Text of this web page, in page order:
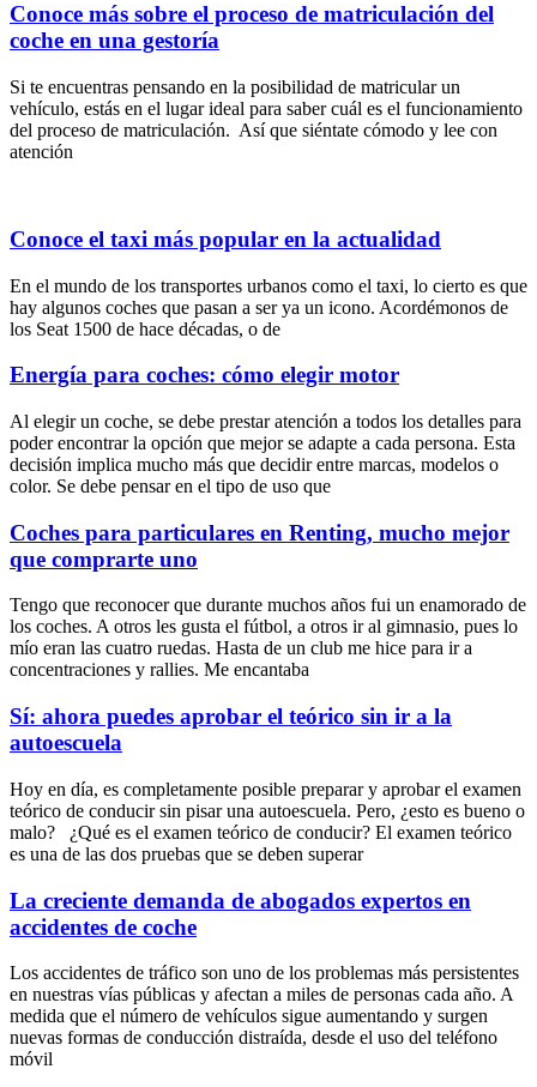
Conoce más sobre el proceso de matriculación del
coche en una gestoría
Si te encuentras pensando en la posibilidad de matricular un
vehículo, estás en el lugar ideal para saber cuál es el funcionamiento
del proceso de matriculación. Así que siéntate cómodo y lee con
atención
Conoce el taxi más popular en la actualidad
En el mundo de los transportes urbanos como el taxi, lo cierto es que
hay algunos coches que pasan a ser ya un icono. Acordémonos de
los Seat 1500 de hace décadas, o de
Energía para coches: cómo elegir motor
Al elegir un coche, se debe prestar atención a todos los detalles para
poder encontrar la opción que mejor se adapte a cada persona. Esta
decisión implica mucho más que decidir entre marcas, modelos o
color. Se debe pensar en el tipo de uso que
Coches para particulares en Renting, mucho mejor
que comprarte uno
Tengo que reconocer que durante muchos años fui un enamorado de
los coches. A otros les gusta el fútbol, a otros ir al gimnasio, pues lo
mío eran las cuatro ruedas. Hasta de un club me hice para ir a
concentraciones y rallies. Me encantaba
Sí: ahora puedes aprobar el teórico sin ir a la
autoescuela
Hoy en día, es completamente posible preparar y aprobar el examen
teórico de conducir sin pisar una autoescuela. Pero, ¿esto es bueno o
malo? ¿Qué es el examen teórico de conducir? El examen teórico
es una de las dos pruebas que se deben superar
La creciente demanda de abogados expertos en
accidentes de coche
Los accidentes de tráfico son uno de los problemas más persistentes
en nuestras vías públicas y afectan a miles de personas cada año. A
medida que el número de vehículos sigue aumentando y surgen
nuevas formas de conducción distraída, desde el uso del teléfono
móvil